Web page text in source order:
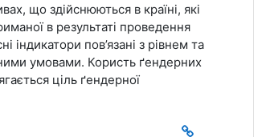
що здійснюються в країні, які
в результаті проведення
індикатори пов’язані з рівнем та
умовами. Користь ґендерних
ціль ґендерної